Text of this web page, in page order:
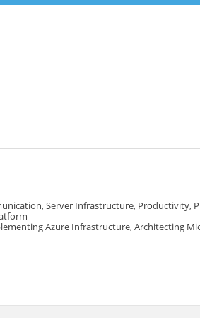
Server Infrastructure, Productivity,
Azure Infrastructure, Architecting